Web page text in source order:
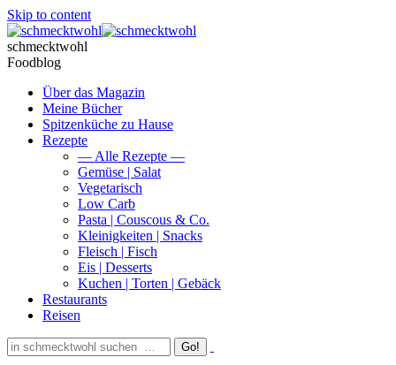
Skip to content
schmecktwohl
Foodblog
Über das Magazin
Meine Bücher
Spitzenküche zu Hause
Rezepte
— Alle Rezepte —
Gemüse | Salat
Vegetarisch
Low Carb
Pasta | Couscous & Co.
Kleinigkeiten | Snacks
Fleisch | Fisch
Eis | Desserts
Kuchen | Torten | Gebäck
Restaurants
Reisen